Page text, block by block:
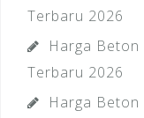
Terbaru 2026
Harga
Terbaru 2026
Harga